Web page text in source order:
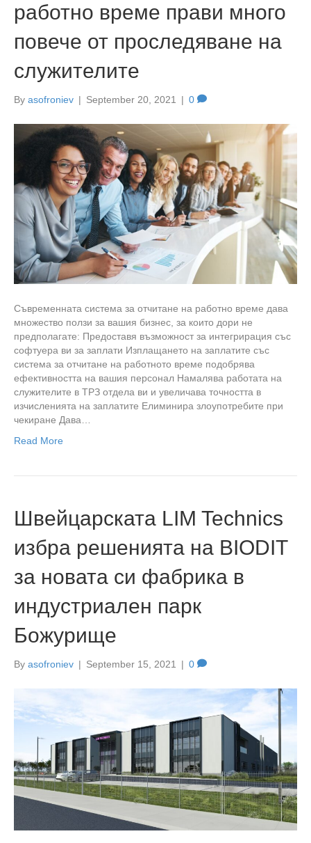
работно време прави много
повече от проследяване на
служителите
By asofroniev | September 20, 2021 | 0
Съвременната система за отчитане на работно време дава
множество ползи за вашия бизнес, за които дори не
предполагате: Предоставя възможност за интегрирация със
софтуера ви за заплати Изплащането на заплатите със
система за отчитане на работното време подобрява
ефективността на вашия персонал Намалява работата на
служителите в ТРЗ отдела ви и увеличава точността в
изчисленията на заплатите Елиминира злоупотребите при
чекиране Дава…
Read More
Швейцарската LIM Technics
избра решенията на BIODIT
за новата си фабрика в
индустриален парк
Божурище
By asofroniev | September 15, 2021 | 0